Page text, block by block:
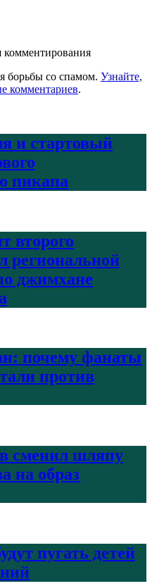
комментирования
борьбы со спамом. Узнайте,
комментариев.
и стартовый
пикапа
второго
региональной
джимхане
почему фанаты
против
сменил шляпу
на образ
пугать детей